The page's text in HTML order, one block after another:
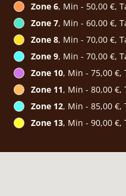
Zone 6, Min - 50,00 €,
Zone 7, Min - 60,00 €,
Zone 8, Min - 70,00 €,
Zone 9, Min - 70,00 €,
Zone 10, Min - 75,00 €,
Zone 11, Min - 80,00 €,
Zone 12, Min - 85,00 €,
Zone 13, Min - 90,00 €,